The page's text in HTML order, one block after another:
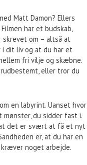
Matt Damon? Ellers
har et budskab,
om – altså at
i dit liv og at du har et
fri vilje og skæbne.
eller tror du
en labyrint. Uanset hvor
mønster, du sidder fast i.
at det er svært at få et nyt
er, at du har en
noget arbejde.